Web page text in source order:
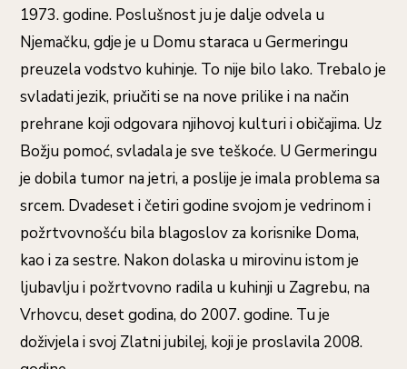
1973. godine. Poslušnost ju je dalje odvela u
Njemačku, gdje je u Domu staraca u Germeringu
preuzela vodstvo kuhinje. To nije bilo lako. Trebalo je
svladati jezik, priučiti se na nove prilike i na način
prehrane koji odgovara njihovoj kulturi i običajima. Uz
Božju pomoć, svladala je sve teškoće. U Germeringu
je dobila tumor na jetri, a poslije je imala problema sa
srcem. Dvadeset i četiri godine svojom je vedrinom i
požrtvovnošću bila blagoslov za korisnike Doma,
kao i za sestre. Nakon dolaska u mirovinu istom je
ljubavlju i požrtvovno radila u kuhinji u Zagrebu, na
Vrhovcu, deset godina, do 2007. godine. Tu je
doživjela i svoj Zlatni jubilej, koji je proslavila 2008.